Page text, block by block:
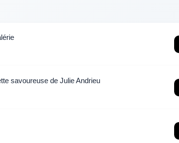
savoureuse de Julie Andrieu